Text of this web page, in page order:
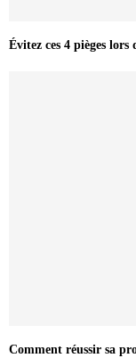
Évitez ces 4 pièges
Comment réussir sa